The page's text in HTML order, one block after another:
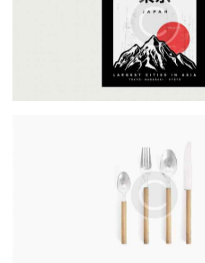
Cultural Approach
Web Design
Lines & Forms
Web Design